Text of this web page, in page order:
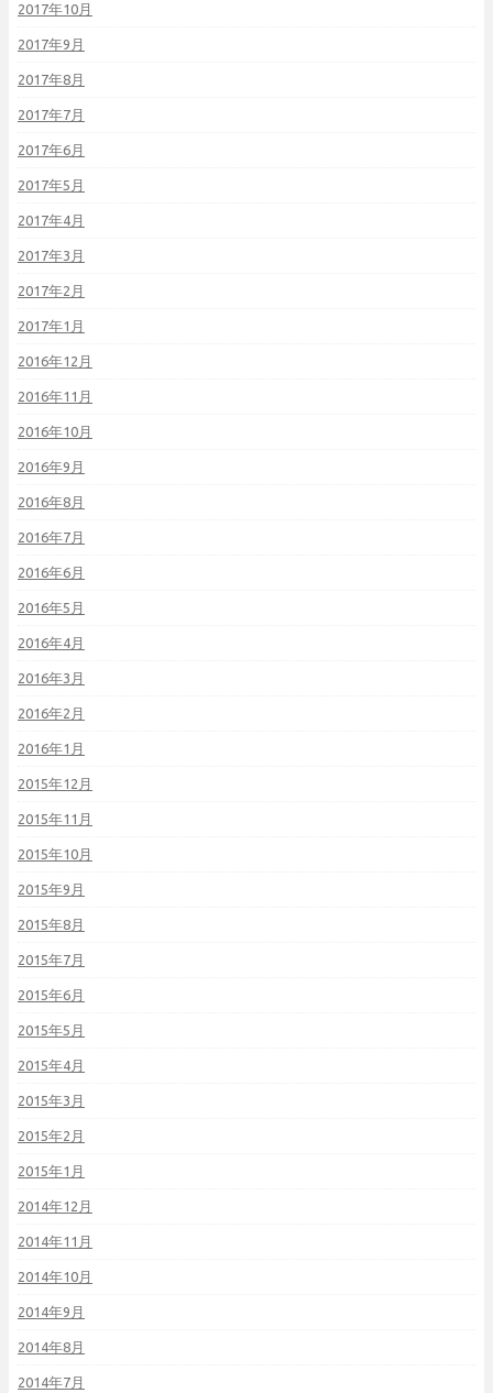
2017年10月
2017年9月
2017年8月
2017年7月
2017年6月
2017年5月
2017年4月
2017年3月
2017年2月
2017年1月
2016年12月
2016年11月
2016年10月
2016年9月
2016年8月
2016年7月
2016年6月
2016年5月
2016年4月
2016年3月
2016年2月
2016年1月
2015年12月
2015年11月
2015年10月
2015年9月
2015年8月
2015年7月
2015年6月
2015年5月
2015年4月
2015年3月
2015年2月
2015年1月
2014年12月
2014年11月
2014年10月
2014年9月
2014年8月
2014年7月